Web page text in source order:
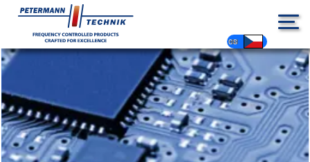
DE
EN
FR
ES
PL
IT
NL
HU
CS